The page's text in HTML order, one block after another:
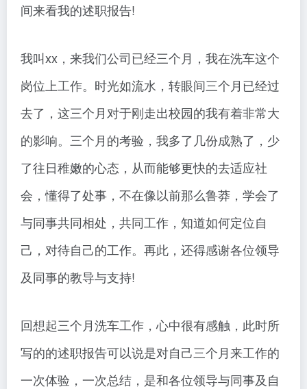
间来看我的述职报告!
我叫xx，来我们公司已经三个月，我在洗车这个
岗位上工作。时光如流水，转眼间三个月已经过
去了，这三个月对于刚走出校园的我有着非常大
的影响。三个月的考验，我多了几份成熟了，少
了往日稚嫩的心态，从而能够更快的去适应社
会，懂得了处事，不在像以前那么鲁莽，学会了
与同事共同相处，共同工作，知道如何定位自
己，对待自己的工作。再此，还得感谢各位领导
及同事的教导与支持!
回想起三个月洗车工作，心中很有感触，此时所
写的的述职报告可以说是对自己三个月来工作的
一次体验，一次总结，是和各位领导与同事及自